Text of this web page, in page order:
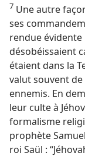
7 Une autre
ses
rendue évidente
désobéissaient
étaient dans la
valut souvent
ennemis. En
leur culte à
formalisme
prophète
roi Saül :